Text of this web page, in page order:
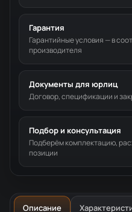
Гарантия
Гарантийные условия — в
производителя
Документы для юрлиц
Договор, спецификации и
Подбор и консультация
Подберём комплектацию,
позиции
Описание